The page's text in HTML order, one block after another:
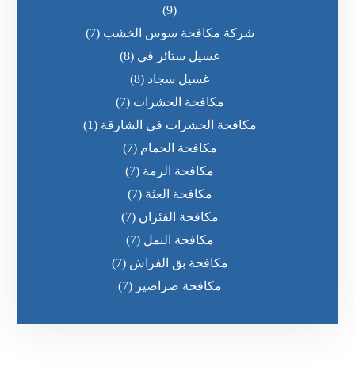
(9)
شركة مكافحة سوس الخشب (7)
غسيل ستائر في (8)
غسيل سجاد (8)
مكافحة الحشرات (7)
مكافحة الحشرات في الشارقة (1)
مكافحة الحمام (7)
مكافحة الرمة (7)
مكافحة العثة (7)
مكافحة الفئران (7)
مكافحة النمل (7)
مكافحة بق الفراش (7)
مكافحة صراصير (7)